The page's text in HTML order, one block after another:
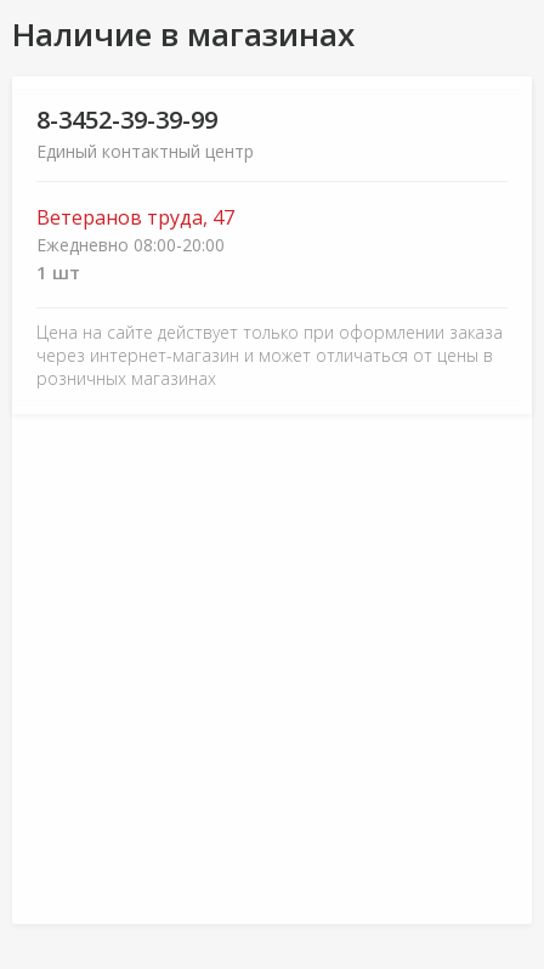
Наличие в магазинах
8-3452-39-39-99
Единый контактный центр
Ветеранов труда, 47
Ежедневно 08:00-20:00
1 шт
Цена на сайте действует только при оформлении заказа
через интернет-магазин и может отличаться от цены в
розничных магазинах